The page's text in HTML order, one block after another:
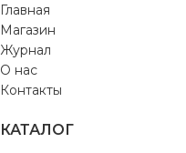
Главная
Магазин
Журнал
О нас
Контакты
КАТАЛОГ